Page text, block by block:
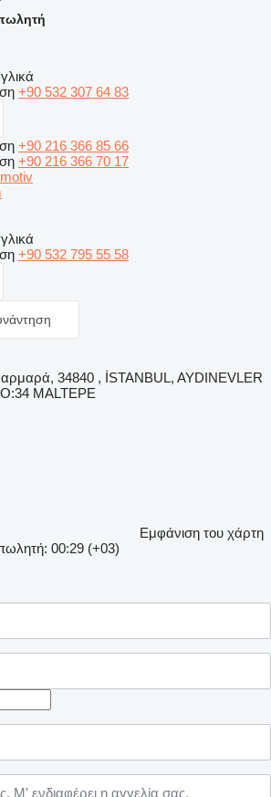
+90 532 307 64 83
+90 216 366 85 66
+90 216 366 70 17
+90 532 795 55 58
34840 , İSTANBUL, AYDINEVLER
MALTEPE
Εμφάνιση του χάρτη
00:29 (+03)